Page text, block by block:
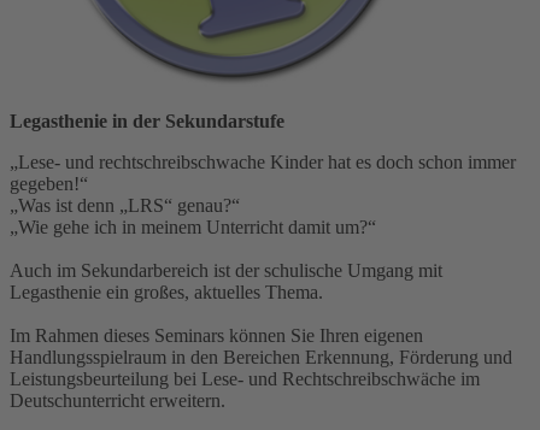
Legasthenie in der Sekundarstufe
„Lese- und rechtschreibschwache Kinder hat es doch schon immer
gegeben!“
„Was ist denn „LRS“ genau?“
„Wie gehe ich in meinem Unterricht damit um?“
Auch im Sekundarbereich ist der schulische Umgang mit
Legasthenie ein großes, aktuelles Thema.
Im Rahmen dieses Seminars können Sie Ihren eigenen
Handlungsspielraum in den Bereichen Erkennung, Förderung und
Leistungsbeurteilung bei Lese- und Rechtschreibschwäche im
Deutschunterricht erweitern.